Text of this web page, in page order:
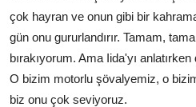
çok hayran ve onun gibi bir
gün onu gururlandırır. Tamam,
bırakıyorum. Ama Iida'yı
O bizim motorlu şövalyemiz, o
biz onu çok seviyoruz.